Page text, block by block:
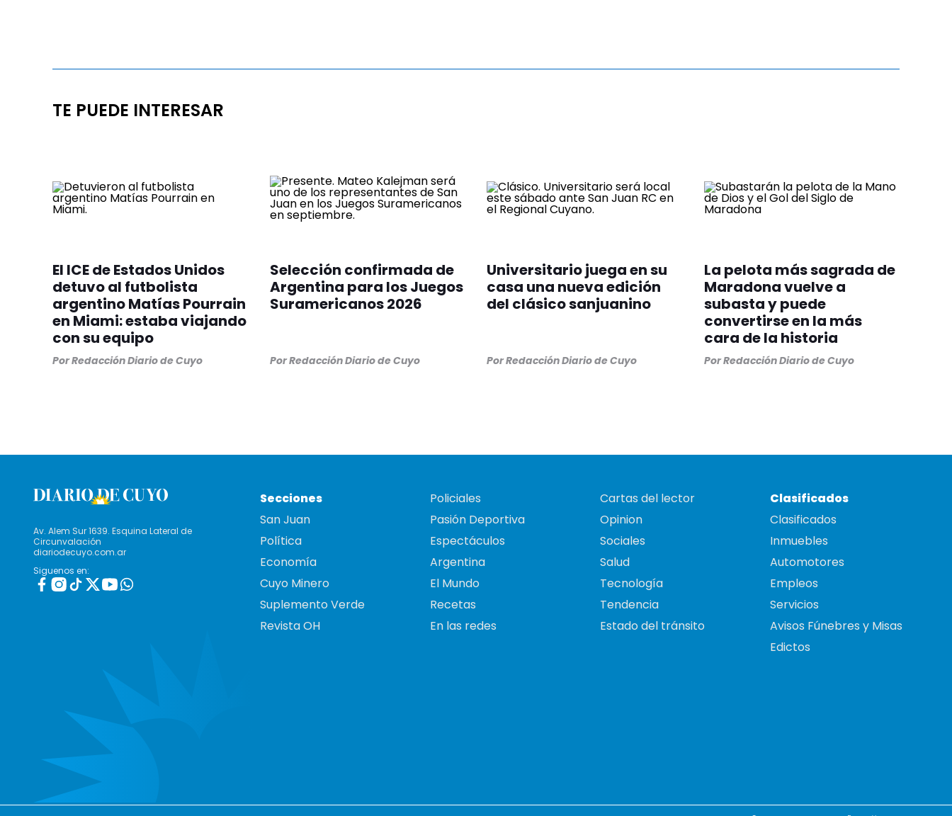
TE PUEDE INTERESAR
El ICE de Estados Unidos
detuvo al futbolista
argentino Matías Pourrain
en Miami: estaba viajando
con su equipo
PorRedacción Diario de Cuyo
Selección confirmada de
Argentina para los Juegos
Suramericanos 2026
PorRedacción Diario de Cuyo
Universitario juega en su
casa una nueva edición
del clásico sanjuanino
PorRedacción Diario de Cuyo
La pelota más sagrada de
Maradona vuelve a
subasta y puede
convertirse en la más
cara de la historia
PorRedacción Diario de Cuyo
Av. Alem Sur 1639. Esquina Lateral de
Circunvalación
diariodecuyo.com.ar
Siguenos en:
Secciones
San Juan
Política
Economía
Cuyo Minero
Suplemento Verde
Revista OH
Policiales
Pasión Deportiva
Espectáculos
Argentina
El Mundo
Recetas
En las redes
Cartas del lector
Opinion
Sociales
Salud
Tecnología
Tendencia
Estado del tránsito
Clasificados
Clasificados
Inmuebles
Automotores
Empleos
Servicios
Avisos Fúnebres y Misas
Edictos